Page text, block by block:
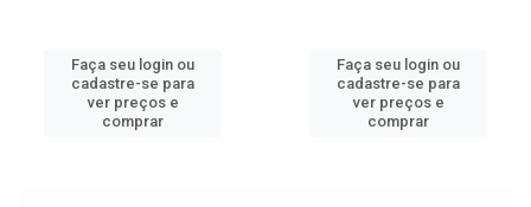
Faça seu login ou
cadastre-se para
ver preços e
comprar
Faça seu login ou
cadastre-se para
ver preços e
comprar